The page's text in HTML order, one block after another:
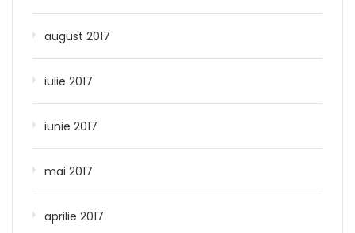
august 2017
iulie 2017
iunie 2017
mai 2017
aprilie 2017